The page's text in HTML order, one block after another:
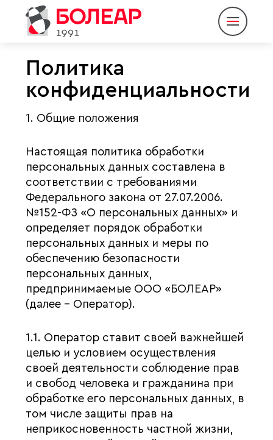
О компании
Продукция
Партнеры
Пресс-центр
Контакты
Eng Rus
Политика
конфиденциальности
1. Общие положения
Настоящая политика обработки
персональных данных составлена в
соответствии с требованиями
Федерального закона от 27.07.2006.
№152-ФЗ «О персональных данных» и
определяет порядок обработки
персональных данных и меры по
обеспечению безопасности
персональных данных,
предпринимаемые ООО «БОЛЕАР»
(далее – Оператор).
1.1. Оператор ставит своей важнейшей
целью и условием осуществления
своей деятельности соблюдение прав
и свобод человека и гражданина при
обработке его персональных данных, в
том числе защиты прав на
неприкосновенность частной жизни,